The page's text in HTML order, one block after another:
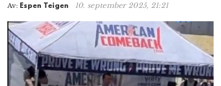
t
o
n
Av: Espen Teigen 10. september 2025, 21:21